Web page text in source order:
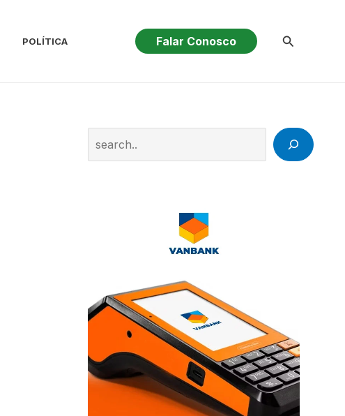
POLÍTICA Falar Conosco Pesquisar